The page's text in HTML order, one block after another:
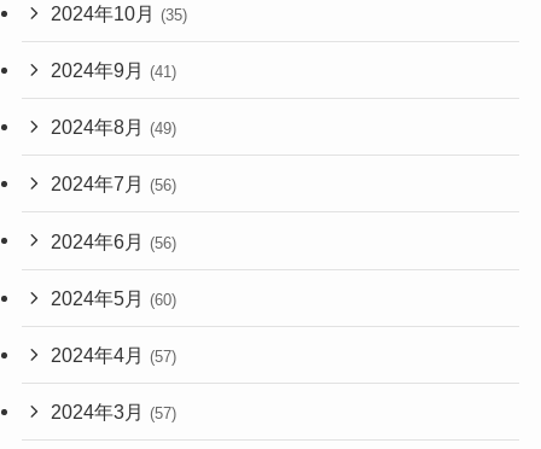
2024年10月 (35)
2024年9月 (41)
2024年8月 (49)
2024年7月 (56)
2024年6月 (56)
2024年5月 (60)
2024年4月 (57)
2024年3月 (57)